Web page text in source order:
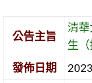
公告主旨
清
生
發佈日期